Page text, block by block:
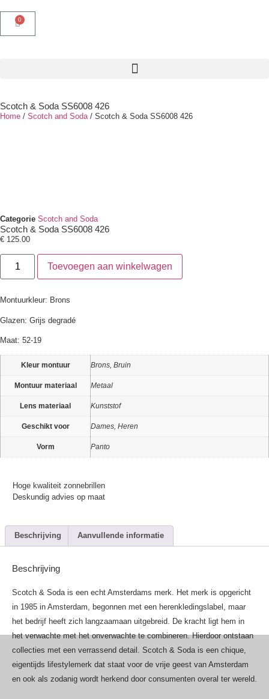
0
Scotch & Soda SS6008 426
Home / Scotch and Soda/ Scotch & Soda SS6008 426
Categorie Scotch and Soda
Scotch & Soda SS6008 426
€ 125.00
Toevoegen aan winkelwagen
Montuurkleur: Brons
Glazen: Grijs degradé
Maat: 52-19
Kleur montuur Brons, Bruin
Montuur materiaal Metaal
Lens materiaal Kunststof
Geschikt voor Dames, Heren
Vorm Panto
Hoge kwaliteit zonnebrillen
Deskundig advies op maat
Beschrijving Aanvullende informatie
Beschrijving
Scotch & Soda is een echt Amsterdams merk. Het merk is opgericht
in 1985 in Amsterdam, begonnen met een herenkledingslabel, maar
het bedrijf heeft zich langzaamaan uitgebreid. De kracht ligt hem in
het verwachte met het onverwachte te combineren. Hierdoor ontstaan
collecties met een verrassend detail. Scotch & Soda is een chique,
eigentijds lifestylemerk dat staat voor de vrije geest van Amsterdam
en ook als zodanig wordt herkend door consumenten overal ter wereld.